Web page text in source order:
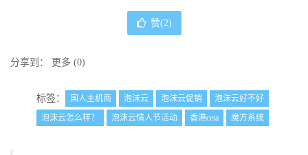
赞(2)
分享到： 更多 (0)
标签： 国人主机商 泡沫云 泡沫云促销
泡沫云好不好
泡沫云怎么样？
泡沫云情人节活动 香港ceta 魔方系统